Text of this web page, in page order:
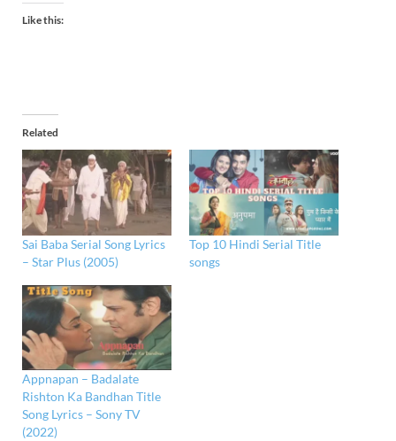
Like this:
Related
Sai Baba Serial Song Lyrics
– Star Plus (2005)
Top 10 Hindi Serial Title
songs
Appnapan – Badalate
Rishton Ka Bandhan Title
Song Lyrics – Sony TV
(2022)